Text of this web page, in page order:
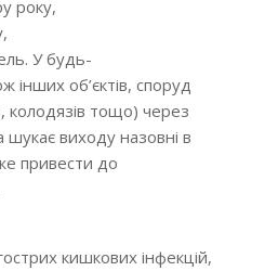
року,
У будь-
інших об’єктів, споруд
колодязів тощо) через
шукає виходу назовні в
привести до
кишкових інфекцій,